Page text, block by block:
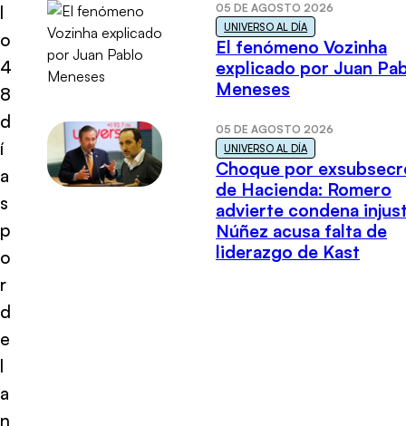
l
o
4
8
d
í
a
s
p
o
r
d
e
l
a
n
05 DE AGOSTO 2026
UNIVERSO AL DÍA
El fenómeno Vozinha
explicado por Juan
Meneses
05 DE AGOSTO 2026
UNIVERSO AL DÍA
Choque por
de Hacienda: Romero
advierte condena
Núñez acusa falta de
liderazgo de Kast